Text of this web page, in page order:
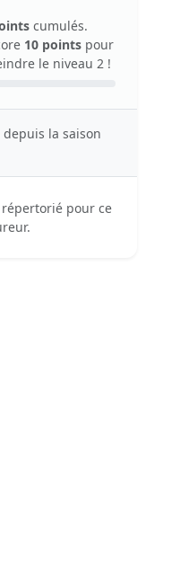
cumulés.
10 points pour
le niveau 2 !
la saison
pour ce